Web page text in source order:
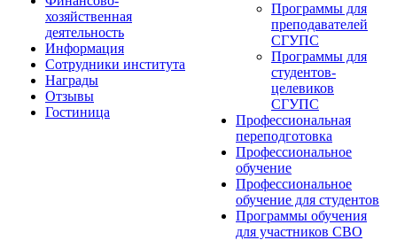
хозяйственная
деятельность
Информация
Сотрудники института
Награды
Отзывы
Гостиница
Программы для
преподавателей
СГУПС
Программы для
студентов-
целевиков
СГУПС
Профессиональная
переподготовка
Профессиональное
обучение
Профессиональное
обучение для студентов
Программы обучения
для участников СВО